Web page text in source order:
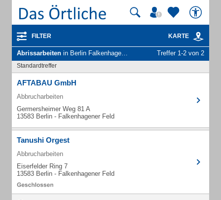
FILTER KARTE
Abrissarbeiten in Berlin Falkenhagener Feld Treffer 1-2 von 2
Standardtreffer
AFTABAU GmbH
Abbrucharbeiten
Germersheimer Weg 81 A
13583 Berlin - Falkenhagener Feld
Tanushi Orgest
Abbrucharbeiten
Eiserfelder Ring 7
13583 Berlin - Falkenhagener Feld